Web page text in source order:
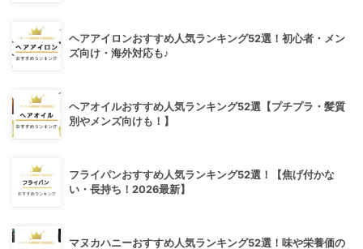
ヘアアイロンおすすめ人気ランキング52選！初心者・メン
ズ向け・海外対応も♪
ヘアオイルおすすめ人気ランキング52選【プチプラ・髪質
別やメンズ向けも！】
フライパンおすすめ人気ランキング52選！【焦げ付かな
い・長持ち！2026最新】
マヌカハニーおすすめ人気ランキング52選！味や栄養価の